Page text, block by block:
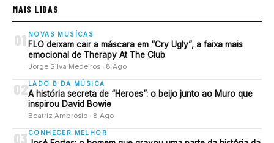
MAIS LIDAS
01 NOVAS MUSÍCAS
FLO deixam cair a máscara em “Cry Ugly”, a faixa mais
emocional de Therapy At The Club
Jorge Silva Medeiros · 8 Ago
02 LADO B DA MÚSICA
A história secreta de “Heroes”: o beijo junto ao Muro que
inspirou David Bowie
Beatriz Ambrósio · 8 Ago
03 CONHECER MELHOR